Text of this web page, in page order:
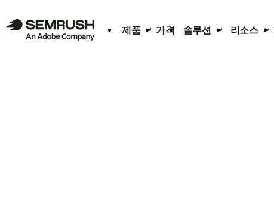
제품 가격 솔루션 리소스